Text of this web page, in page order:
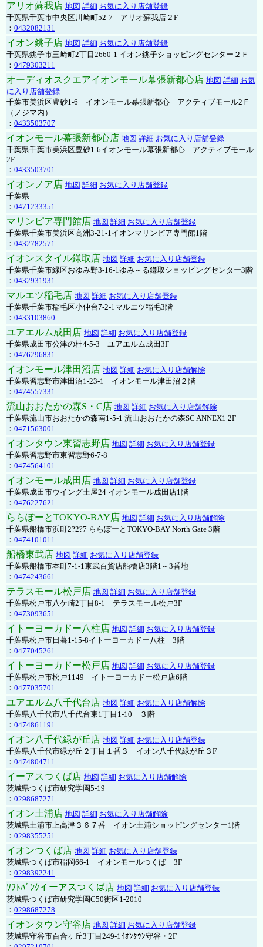
アリオ蘇我店 地図 詳細 お気に入り店舗登録
千葉県千葉市中央区川崎町52-7 アリオ蘇我店２F
： 0432082131
イオン銚子店 地図 詳細 お気に入り店舗登録
千葉県銚子市三崎町2丁目2660-1 イオン銚子ショッピングセンター２Ｆ
： 0479303211
オーディオスクエアイオンモール幕張新都心店 地図 詳細 お気
に入り店舗登録
千葉市美浜区豊砂1-6 イオンモール幕張新都心 アクティブモール2Ｆ
（ノジマ内）
： 0433503707
イオンモール幕張新都心店 地図 詳細 お気に入り店舗登録
千葉県千葉市美浜区豊砂1-6イオンモール幕張新都心 アクティブモール
2F
： 0433503701
イオンノア店 地図 詳細 お気に入り店舗登録
千葉県
： 0471233351
マリンピア専門館店 地図 詳細 お気に入り店舗登録
千葉県千葉市美浜区高洲3-21-1イオンマリンピア専門館1階
： 0432782571
イオンスタイル鎌取店 地図 詳細 お気に入り店舗登録
千葉県千葉市緑区おゆみ野3-16-1ゆみ～る鎌取ショッピングセンター3階
： 0432931931
マルエツ稲毛店 地図 詳細 お気に入り店舗登録
千葉県千葉市稲毛区小仲台7-2-1マルエツ稲毛3階
： 0433103860
ユアエルム成田店 地図 詳細 お気に入り店舗登録
千葉県成田市公津の杜4-5-3 ユアエルム成田3F
： 0476296831
イオンモール津田沼店 地図 詳細 お気に入り店舗解除
千葉県習志野市津田沼1-23-1 イオンモール津田沼２階
： 0474557331
流山おおたかの森S・C店 地図 詳細 お気に入り店舗解除
千葉県流山市おおたかの森南1-5-1 流山おおたかの森SC ANNEX1 2F
： 0471563001
イオンタウン東習志野店 地図 詳細 お気に入り店舗登録
千葉県習志野市東習志野6-7-8
： 0474564101
イオンモール成田店 地図 詳細 お気に入り店舗登録
千葉県成田市ウイング土屋24 イオンモール成田店1階
： 0476227621
ららぽーとTOKYO-BAY店 地図 詳細 お気に入り店舗解除
千葉県船橋市浜町2?2?7 ららぽーとTOKYO-BAY North Gate 3階
： 0474101011
船橋東武店 地図 詳細 お気に入り店舗登録
千葉県船橋市本町7-1-1東武百貨店船橋店3階1～3番地
： 0474243661
テラスモール松戸店 地図 詳細 お気に入り店舗登録
千葉県松戸市八ケ崎2丁目8-1 テラスモール松戸3F
： 0473093651
イトーヨーカドー八柱店 地図 詳細 お気に入り店舗登録
千葉県松戸市日暮1-15-8イトーヨーカドー八柱 3階
： 0477045261
イトーヨーカドー松戸店 地図 詳細 お気に入り店舗登録
千葉県松戸市松戸1149 イトーヨーカドー松戸店6階
： 0477035701
ユアエルム八千代台店 地図 詳細 お気に入り店舗解除
千葉県八千代市八千代台東1丁目1-10 ３階
： 0474861191
イオン八千代緑が丘店 地図 詳細 お気に入り店舗登録
千葉県八千代市緑が丘２丁目１番３ イオン八千代緑が丘３F
： 0474804711
イーアスつくば店 地図 詳細 お気に入り店舗解除
茨城県つくば市研究学園5-19
： 0298687271
イオン土浦店 地図 詳細 お気に入り店舗解除
茨城県土浦市上高津３６７番 イオン土浦ショッピングセンター1階
： 0298355251
イオンつくば店 地図 詳細 お気に入り店舗登録
茨城県つくば市稲岡66-1 イオンモールつくば 3F
： 0298392241
ｿﾌﾄﾊﾞﾝｸイーアスつくば店 地図 詳細 お気に入り店舗登録
茨城県つくば市研究学園C50街区1-2010
： 0298687278
イオンタウン守谷店 地図 詳細 お気に入り店舗登録
茨城県守谷市百合ヶ丘3丁目249-1ｲｵﾝﾀｳﾝ守谷・2F